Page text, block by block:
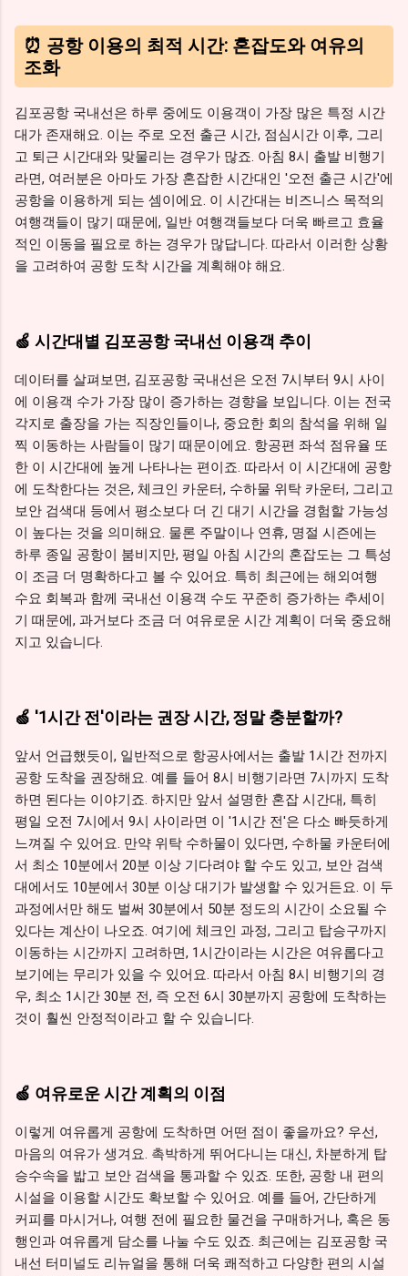
⏰ 공항 이용의 최적 시간: 혼잡도와 여유의
조화
김포공항 국내선은 하루 중에도 이용객이 가장 많은 특정 시간
대가 존재해요. 이는 주로 오전 출근 시간, 점심시간 이후, 그리
고 퇴근 시간대와 맞물리는 경우가 많죠. 아침 8시 출발 비행기
라면, 여러분은 아마도 가장 혼잡한 시간대인 '오전 출근 시간'에
공항을 이용하게 되는 셈이에요. 이 시간대는 비즈니스 목적의
여행객들이 많기 때문에, 일반 여행객들보다 더욱 빠르고 효율
적인 이동을 필요로 하는 경우가 많답니다. 따라서 이러한 상황
을 고려하여 공항 도착 시간을 계획해야 해요.
🍏 시간대별 김포공항 국내선 이용객 추이
데이터를 살펴보면, 김포공항 국내선은 오전 7시부터 9시 사이
에 이용객 수가 가장 많이 증가하는 경향을 보입니다. 이는 전국
각지로 출장을 가는 직장인들이나, 중요한 회의 참석을 위해 일
찍 이동하는 사람들이 많기 때문이에요. 항공편 좌석 점유율 또
한 이 시간대에 높게 나타나는 편이죠. 따라서 이 시간대에 공항
에 도착한다는 것은, 체크인 카운터, 수하물 위탁 카운터, 그리고
보안 검색대 등에서 평소보다 더 긴 대기 시간을 경험할 가능성
이 높다는 것을 의미해요. 물론 주말이나 연휴, 명절 시즌에는
하루 종일 공항이 붐비지만, 평일 아침 시간의 혼잡도는 그 특성
이 조금 더 명확하다고 볼 수 있어요. 특히 최근에는 해외여행
수요 회복과 함께 국내선 이용객 수도 꾸준히 증가하는 추세이
기 때문에, 과거보다 조금 더 여유로운 시간 계획이 더욱 중요해
지고 있습니다.
🍏 '1시간 전'이라는 권장 시간, 정말 충분할까?
앞서 언급했듯이, 일반적으로 항공사에서는 출발 1시간 전까지
공항 도착을 권장해요. 예를 들어 8시 비행기라면 7시까지 도착
하면 된다는 이야기죠. 하지만 앞서 설명한 혼잡 시간대, 특히
평일 오전 7시에서 9시 사이라면 이 '1시간 전'은 다소 빠듯하게
느껴질 수 있어요. 만약 위탁 수하물이 있다면, 수하물 카운터에
서 최소 10분에서 20분 이상 기다려야 할 수도 있고, 보안 검색
대에서도 10분에서 30분 이상 대기가 발생할 수 있거든요. 이 두
과정에서만 해도 벌써 30분에서 50분 정도의 시간이 소요될 수
있다는 계산이 나오죠. 여기에 체크인 과정, 그리고 탑승구까지
이동하는 시간까지 고려하면, 1시간이라는 시간은 여유롭다고
보기에는 무리가 있을 수 있어요. 따라서 아침 8시 비행기의 경
우, 최소 1시간 30분 전, 즉 오전 6시 30분까지 공항에 도착하는
것이 훨씬 안정적이라고 할 수 있습니다.
🍏 여유로운 시간 계획의 이점
이렇게 여유롭게 공항에 도착하면 어떤 점이 좋을까요? 우선,
마음의 여유가 생겨요. 촉박하게 뛰어다니는 대신, 차분하게 탑
승수속을 밟고 보안 검색을 통과할 수 있죠. 또한, 공항 내 편의
시설을 이용할 시간도 확보할 수 있어요. 예를 들어, 간단하게
커피를 마시거나, 여행 전에 필요한 물건을 구매하거나, 혹은 동
행인과 여유롭게 담소를 나눌 수도 있죠. 최근에는 김포공항 국
내선 터미널도 리뉴얼을 통해 더욱 쾌적하고 다양한 편의 시설